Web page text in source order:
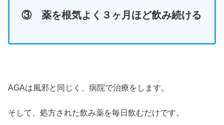
③ 薬を根気よく３ヶ月ほど飲み続ける
AGAは風邪と同じく、病院で治療をします。
そして、処方された飲み薬を毎日飲むだけです。